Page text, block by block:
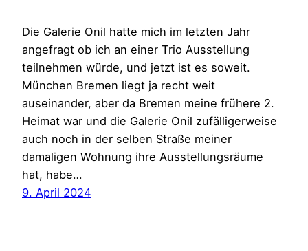
Die Galerie Onil hatte mich im letzten Jahr
angefragt ob ich an einer Trio Ausstellung
teilnehmen würde, und jetzt ist es soweit.
München Bremen liegt ja recht weit
auseinander, aber da Bremen meine frühere 2.
Heimat war und die Galerie Onil zufälligerweise
auch noch in der selben Straße meiner
damaligen Wohnung ihre Ausstellungsräume
hat, habe…
9. April 2024